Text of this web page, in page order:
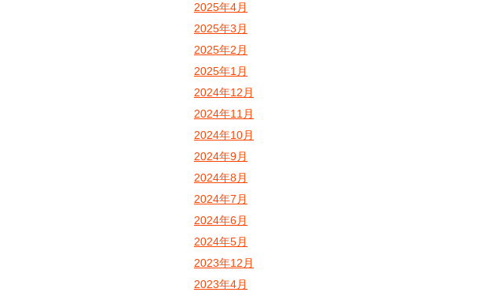
2025年4月
2025年3月
2025年2月
2025年1月
2024年12月
2024年11月
2024年10月
2024年9月
2024年8月
2024年7月
2024年6月
2024年5月
2023年12月
2023年4月